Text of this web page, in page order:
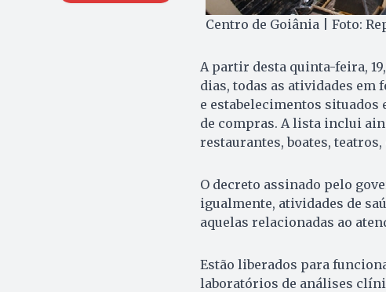
Centro de Goiânia | Foto:
A partir desta quinta-feira,
dias, todas as atividades
e estabelecimentos
de compras. A lista inclui
restaurantes, boates,
O decreto assinado pelo
igualmente, atividades de
aquelas relacionadas ao
Estão liberados para
laboratórios de análises